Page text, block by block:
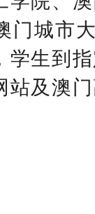
门城市
学生到
站及澳